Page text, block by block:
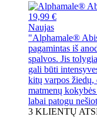
19,99 €
Naujas
"Alphamale®
pagamintas iš
spalvos. Jis
gali būti
kitų varpos
matmenų
labai patogu
3 KLIENTŲ